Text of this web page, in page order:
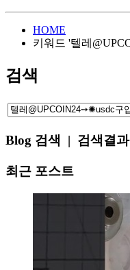
HOME
키워드 '텔레
검색
Blog 검색 | 검색결
최근 포스트